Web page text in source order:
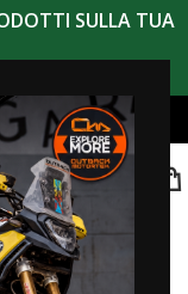
SULLA TUA